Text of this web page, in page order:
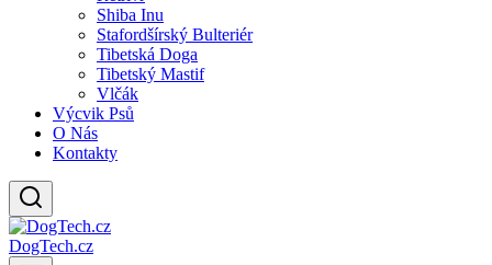
Shiba Inu
Stafordšírský Bulteriér
Tibetská Doga
Tibetský Mastif
Vlčák
Výcvik Psů
O Nás
Kontakty
DogTech.cz